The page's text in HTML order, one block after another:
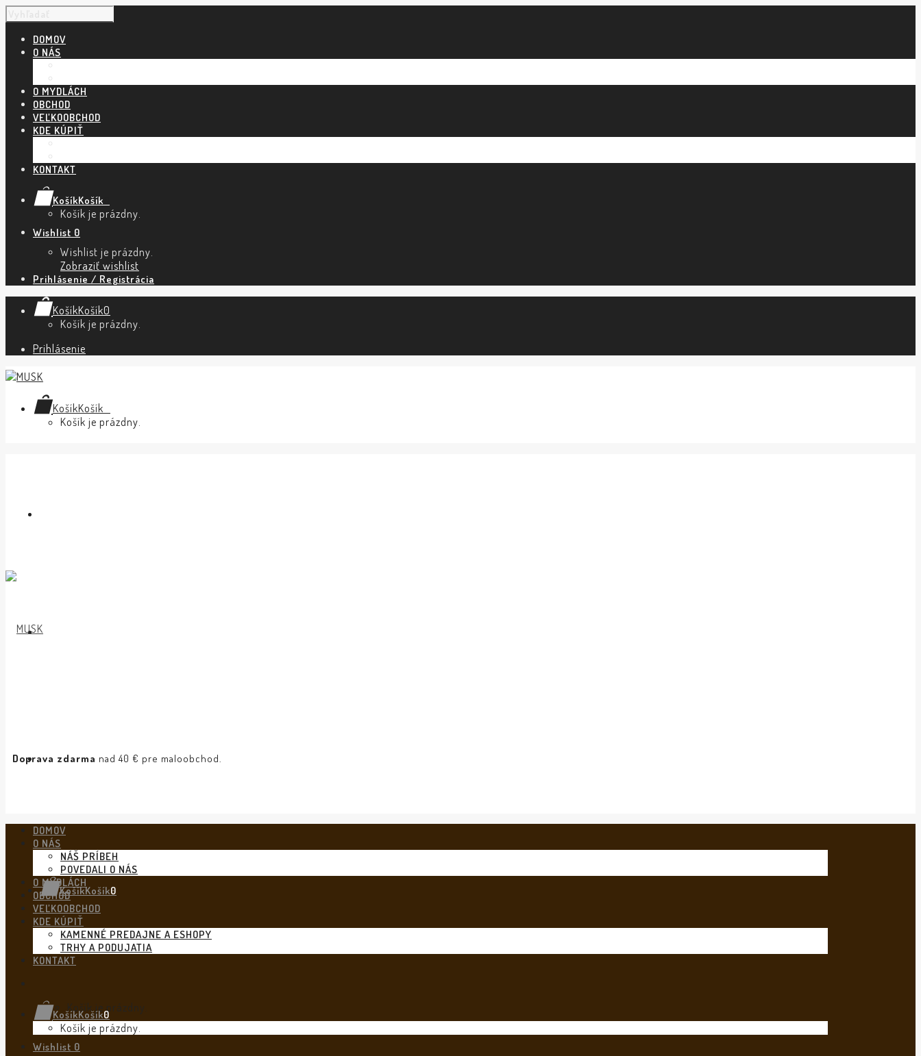
DOMOV
O NÁS
O MYDLÁCH
OBCHOD
VEĽKOOBCHOD
KDE KÚPIŤ
KONTAKT
KošíkKošík
Košík je prázdny.
Wishlist 0
Wishlist je prázdny.
Zobraziť wishlist
Prihlásenie / Registrácia
KošíkKošík0
Košík je prázdny.
Prihlásenie
KošíkKošík
Košík je prázdny.
Doprava zdarma nad 40 € pre maloobchod.
KošíkKošík0
Košík je prázdny.
DOMOV
O NÁS
NÁŠ PRÍBEH
POVEDALI O NÁS
O MYDLÁCH
OBCHOD
VEĽKOOBCHOD
KDE KÚPIŤ
KAMENNÉ PREDAJNE A ESHOPY
TRHY A PODUJATIA
KONTAKT
KošíkKošík0
Košík je prázdny.
Wishlist 0